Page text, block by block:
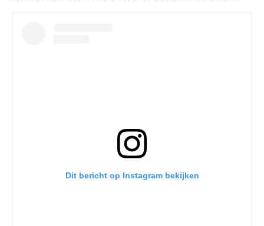
Dit bericht op Instagram bekijken